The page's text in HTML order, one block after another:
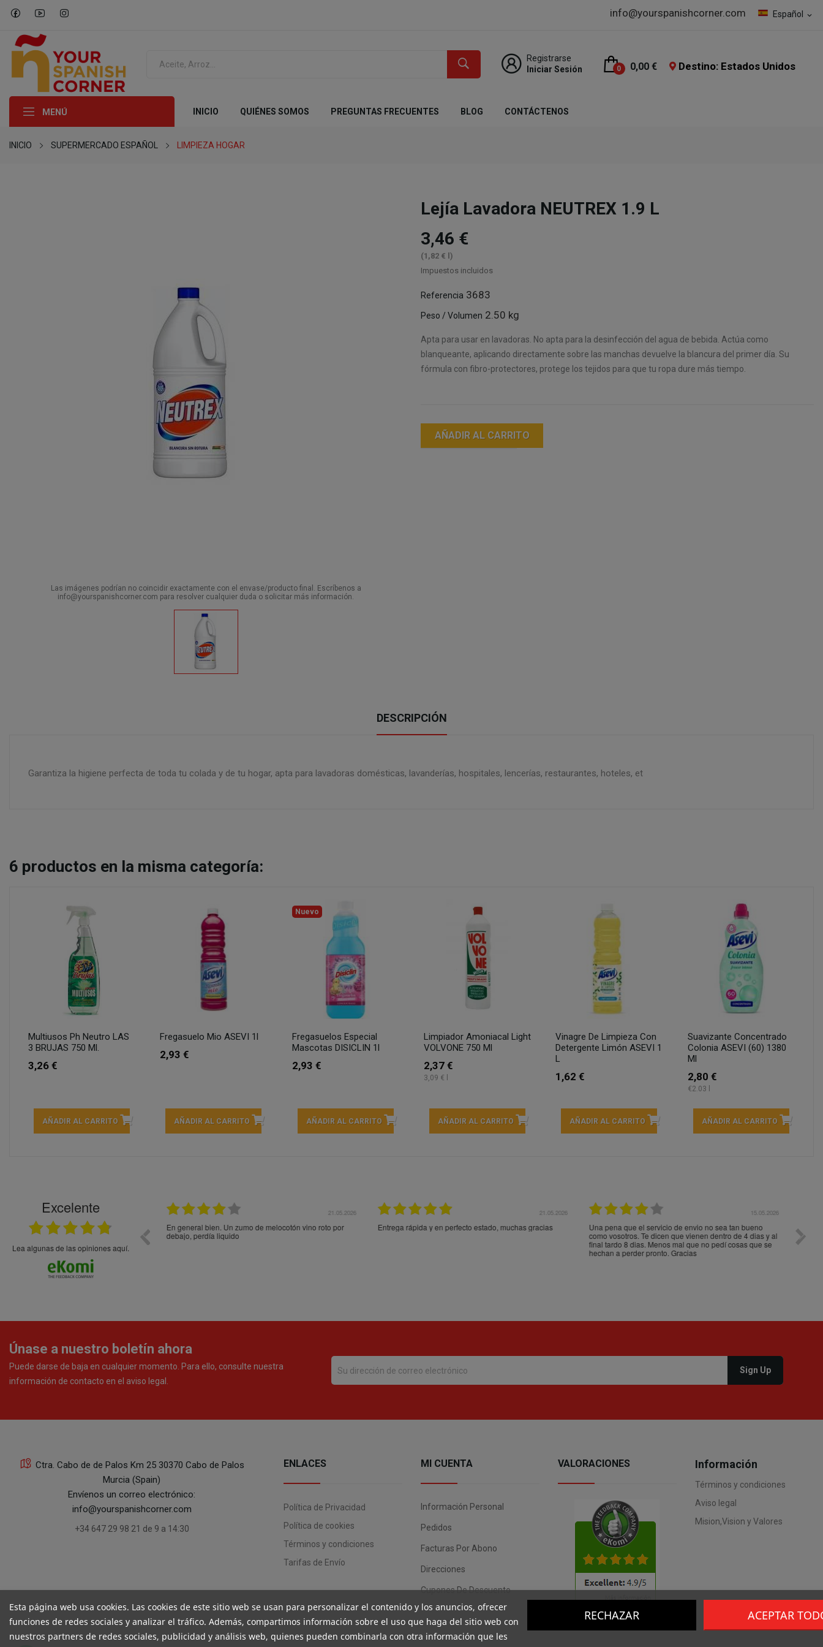
Español expand_more
info@yourspanishcorner.com
Registrarse
Iniciar Sesión
0 0,00 € Destino: Estados Unidos
MENÚ INICIO QUIÉNES SOMOS PREGUNTAS FRECUENTES BLOG CONTÁCTENOS
INICIO SUPERMERCADO ESPAÑOL LIMPIEZA HOGAR
Las imágenes podrían no coincidir exactamente con el envase/producto final. Escríbenos a
info@yourspanishcorner.com para resolver cualquier duda o solicitar más información.
Lejía Lavadora NEUTREX 1.9 L
3,46 €
(1,82 € l)
Impuestos incluidos
Referencia 3683
Peso / Volumen 2.50 kg
Apta para usar en lavadoras. No apta para la desinfección del agua de bebida. Actúa como
blanqueante, aplicando directamente sobre las manchas devuelve la blancura del primer día. Su
fórmula con fibro-protectores, protege los tejidos para que tu ropa dure más tiempo.
AÑADIR AL CARRITO
DESCRIPCIÓN
Garantiza la higiene perfecta de toda tu colada y de tu hogar, apta para lavadoras domésticas, lavanderías, hospitales, lencerías, restaurantes, hoteles, et
6 productos en la misma categoría:
Multiusos Ph Neutro LAS
3 BRUJAS 750 Ml.
3,26 €
AÑADIR AL CARRITO
Fregasuelo Mio ASEVI 1l
2,93 €
AÑADIR AL CARRITO
Nuevo
Fregasuelos Especial
Mascotas DISICLIN 1l
2,93 €
AÑADIR AL CARRITO
Limpiador Amoniacal Light
VOLVONE 750 Ml
2,37 €
3,09 € l
AÑADIR AL CARRITO
Vinagre De Limpieza Con
Detergente Limón ASEVI 1
L
1,62 €
AÑADIR AL CARRITO
Suavizante Concentrado
Colonia ASEVI (60) 1380
Ml
2,80 €
€2.03 l
AÑADIR AL CARRITO
Excelente
Lea algunas de las opiniones aquí.
21.05.2026
En general bien. Un zumo de melocotón vino roto por
debajo, perdía liquido
21.05.2026
Entrega rápida y en perfecto estado, muchas gracias
15.05.2026
Una pena que el servicio de envio no sea tan bueno
como vosotros. Te dicen que vienen dentro de 4 dias y al
final tardo 8 dias. Menos mal que no pedí cosas que se
hechan a perder pronto. Gracias
Únase a nuestro boletín ahora
Puede darse de baja en cualquier momento. Para ello, consulte nuestra
información de contacto en el aviso legal.
Ctra. Cabo de de Palos Km 25 30370 Cabo de Palos
Murcia (Spain)
Envíenos un correo electrónico:
info@yourspanishcorner.com
+34 647 29 98 21 de 9 a 14:30
ENLACES
Política de Privacidad
Política de cookies
Términos y condiciones
Tarifas de Envío
MI CUENTA
Información Personal
Pedidos
Facturas Por Abono
Direcciones
Cupones De Descuento
VALORACIONES Información
Términos y condiciones
Aviso legal
Mision,Vision y Valores
Esta página web usa cookies. Las cookies de este sitio web se usan para personalizar el contenido y los anuncios, ofrecer
funciones de redes sociales y analizar el tráfico. Además, compartimos información sobre el uso que haga del sitio web con
nuestros partners de redes sociales, publicidad y análisis web, quienes pueden combinarla con otra información que les
RECHAZAR ACEPTAR